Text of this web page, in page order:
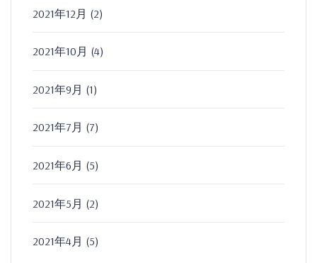
2021年12月 (2)
2021年10月 (4)
2021年9月 (1)
2021年7月 (7)
2021年6月 (5)
2021年5月 (2)
2021年4月 (5)